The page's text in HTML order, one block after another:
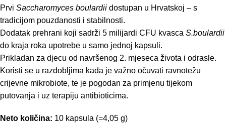
Prvi Saccharomyces boulardii dostupan u Hrvatskoj – s
tradicijom pouzdanosti i stabilnosti.
Dodatak prehrani koji sadrži 5 milijardi CFU kvasca S.boulardii
do kraja roka upotrebe u samo jednoj kapsuli.
Prikladan za djecu od navršenog 2. mjeseca života i odrasle.
Koristi se u razdobljima kada je važno očuvati ravnotežu
crijevne mikrobiote, te je pogodan za primjenu tijekom
putovanja i uz terapiju antibioticima.
Neto količina: 10 kapsula (=4,05 g)